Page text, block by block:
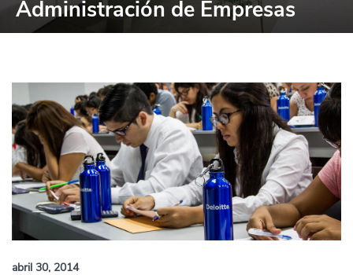
Administración de Empresas
abril 30, 2014